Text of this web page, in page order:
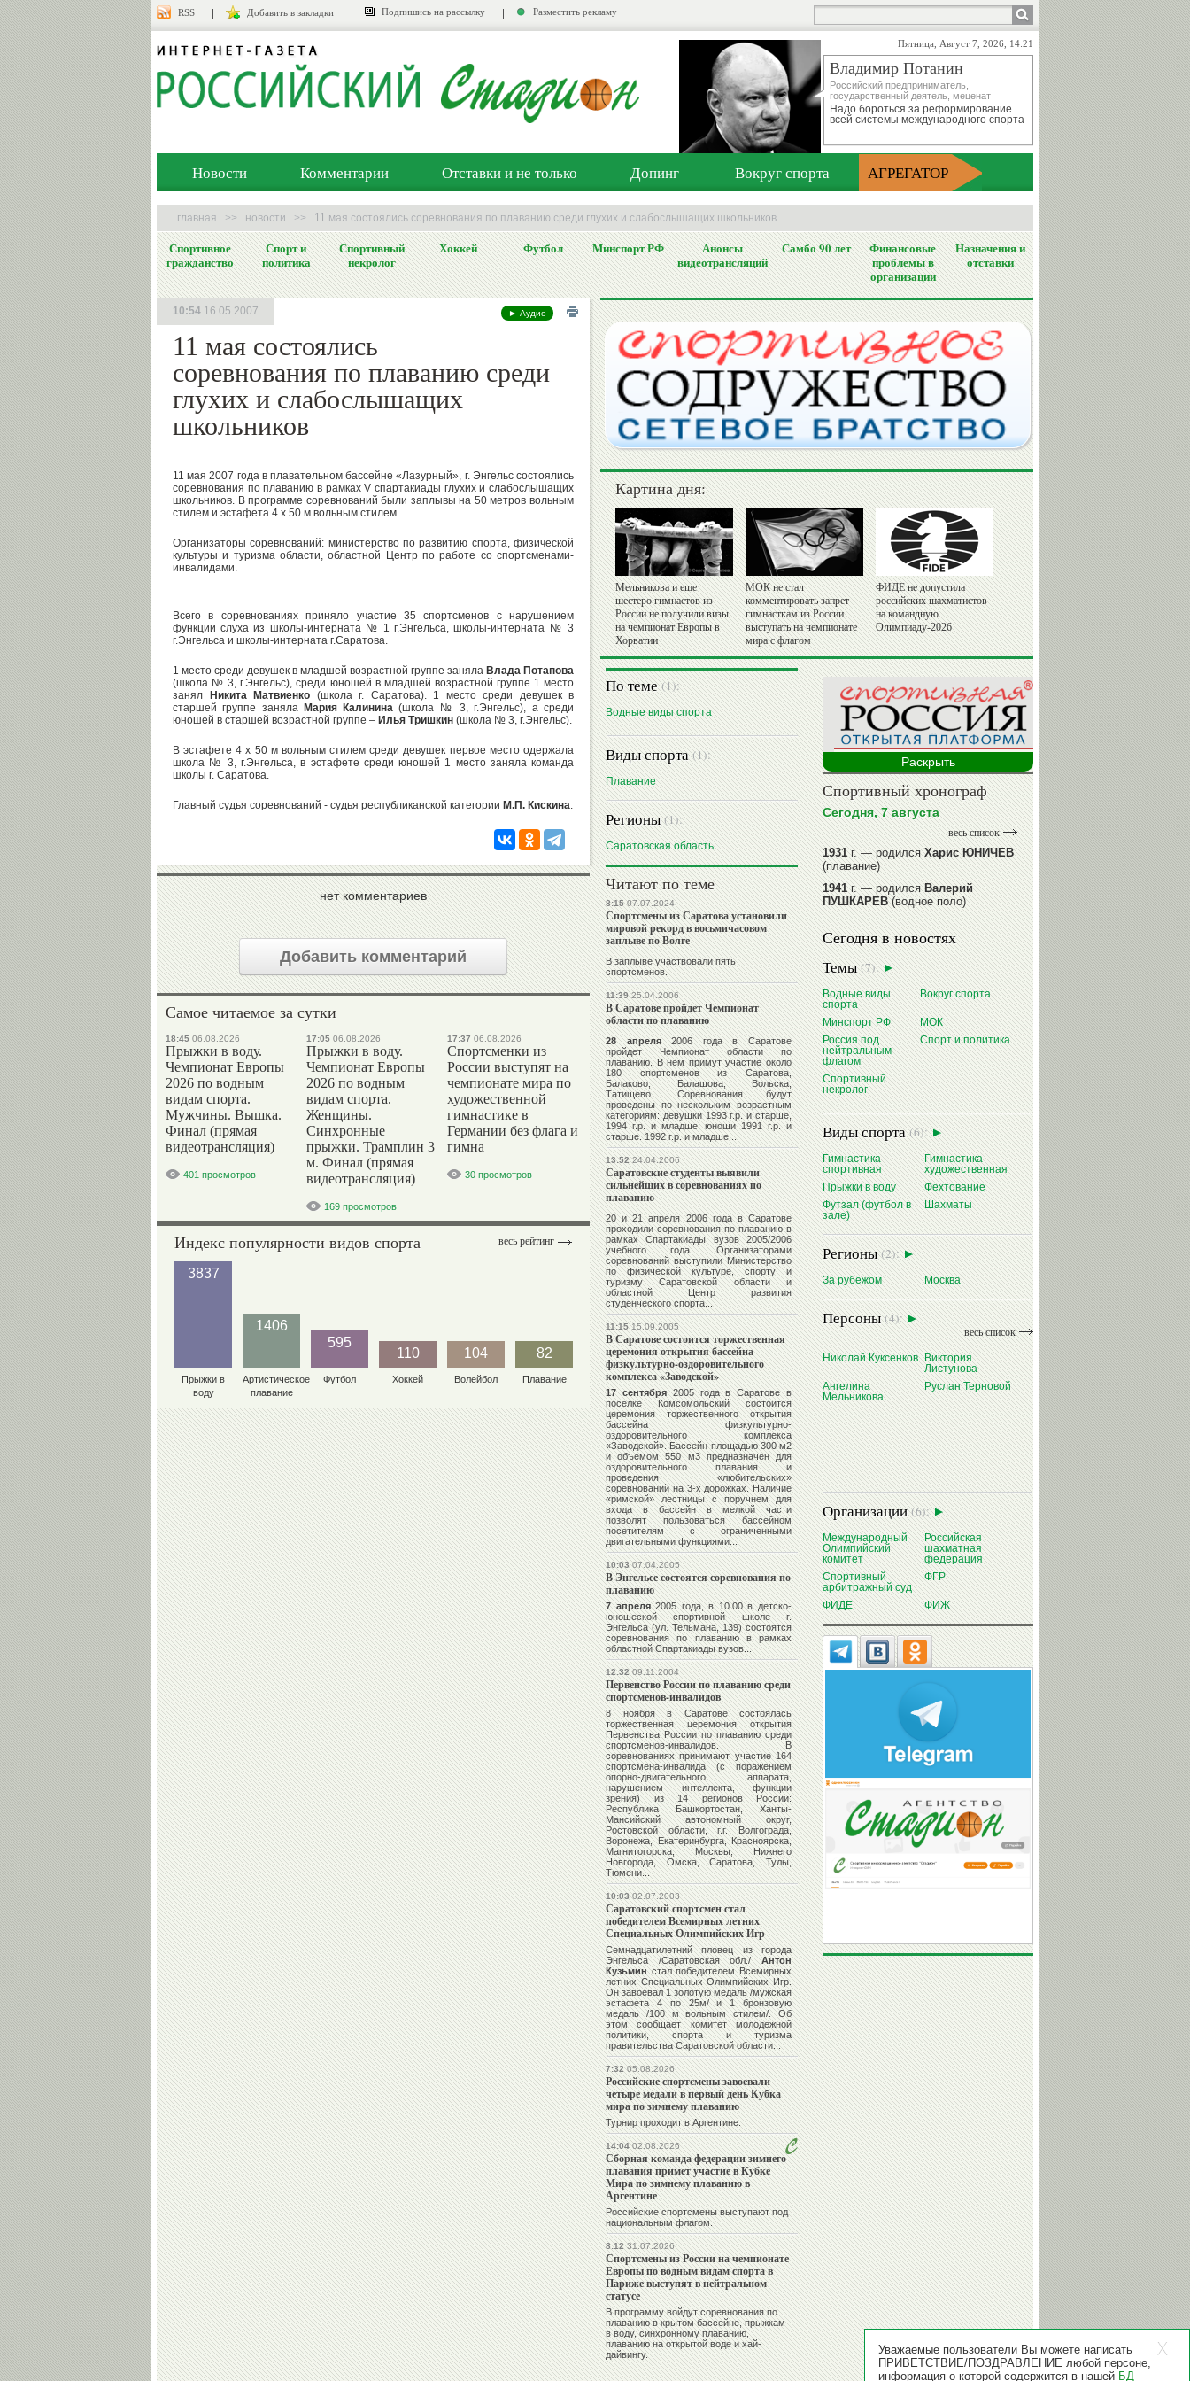
RSS Добавить в закладки Подпишись на рассылку Разместить рекламу
Пятница, Август 7, 2026, 14:21
Владимир Потанин
Российский предприниматель,
государственный деятель, меценат
Надо бороться за реформирование
всей системы международного спорта
Новости Комментарии Отставки и не только Допинг Вокруг спорта АГРЕГАТОР
главная >> новости >> 11 мая состоялись соревнования по плаванию среди глухих и слабослышащих школьников
Спортивное
гражданство
Спорт и
политика
Спортивный
некролог
Хоккей Футбол Минспорт РФ
Анонсы
видеотрансляций
Самбо 90 лет
Финансовые
проблемы в
организации
Назначения и
отставки
► Аудио
11 мая состоялись
соревнования по плаванию среди
глухих и слабослышащих
школьников
10:54 16.05.2007
11 мая 2007 года в плавательном бассейне «Лазурный», г. Энгельс состоялись
соревнования по плаванию в рамках V спартакиады глухих и слабослышащих
школьников. В программе соревнований были заплывы на 50 метров вольным
стилем и эстафета 4 х 50 м вольным стилем.
Организаторы соревнований: министерство по развитию спорта, физической
культуры и туризма области, областной Центр по работе со спортсменами-
инвалидами.
Всего в соревнованиях приняло участие 35 спортсменов с нарушением
функции слуха из школы-интерната № 1 г.Энгельса, школы-интерната № 3
г.Энгельса и школы-интерната г.Саратова.
1 место среди девушек в младшей возрастной группе заняла Влада Потапова
(школа № 3, г.Энгельс), среди юношей в младшей возрастной группе 1 место
занял
Никита Матвиенко (школа г. Саратова). 1 место среди девушек в
старшей группе заняла Мария Калинина (школа № 3, г.Энгельс), а среди
юношей в старшей возрастной группе – Илья Тришкин (школа № 3, г.Энгельс).
В эстафете 4 х 50 м вольным стилем среди девушек первое место одержала
школа № 3, г.Энгельса, в эстафете среди юношей 1 место заняла команда
школы г. Саратова.
Главный судья соревнований - судья республиканской категории М.П. Кискина.
нет комментариев
Добавить комментарий
Самое читаемое за сутки
18:45 06.08.2026
Прыжки в воду.
Чемпионат Европы
2026 по водным
видам спорта.
Мужчины. Вышка.
Финал (прямая
видеотрансляция)
401 просмотров
17:05 06.08.2026
Прыжки в воду.
Чемпионат Европы
2026 по водным
видам спорта.
Женщины.
Синхронные
прыжки. Трамплин 3
м. Финал (прямая
видеотрансляция)
169 просмотров
17:37 06.08.2026
Спортсменки из
России выступят на
чемпионате мира по
художественной
гимнастике в
Германии без флага и
гимна
30 просмотров
весь рейтинг
Индекс популярности видов спорта
3837
Прыжки в
воду
1406
Артистическое
плавание
595
Футбол
110
Хоккей
104
Волейбол
82
Плавание
Картина дня:
Мельникова и еще
шестеро гимнастов из
России не получили визы
на чемпионат Европы в
Хорватии
МОК не стал
комментировать запрет
гимнасткам из России
выступать на чемпионате
мира с флагом
ФИДЕ не допустила
российских шахматистов
на командную
Олимпиаду-2026
По теме(1):
Водные виды спорта
Виды спорта(1):
Плавание
Регионы(1):
Саратовская область
Читают по теме
8:1507.07.2024
Спортсмены из Саратова установили
мировой рекорд в восьмичасовом
заплыве по Волге
В заплыве участвовали пять
спортсменов.
11:3925.04.2006
В Саратове пройдет Чемпионат
области по плаванию
28 апреля2006 года в Саратове
пройдет Чемпионат области по
плаванию. В нем примут участие около
180 спортсменов из Саратова,
Балаково, Балашова, Вольска,
Татищево. Соревнования будут
проведены по нескольким возрастным
категориям: девушки 1993 г.р. и старше,
1994 г.р. и младше; юноши 1991 г.р. и
старше. 1992 г.р. и младше...
13:5224.04.2006
Саратовские студенты выявили
сильнейших в соревнованиях по
плаванию
20 и 21 апреля 2006 года в Саратове
проходили соревнования по плаванию в
рамках Спартакиады вузов 2005/2006
учебного года. Организаторами
соревнований выступили Министерство
по физической культуре, спорту и
туризму Саратовской области и
областной Центр развития
студенческого спорта...
11:1515.09.2005
В Саратове состоится торжественная
церемония открытия бассейна
физкультурно-оздоровительного
комплекса «Заводской»
17 сентября2005 года в Саратове в
поселке Комсомольский состоится
церемония торжественного открытия
бассейна физкультурно-
оздоровительного комплекса
«Заводской». Бассейн площадью 300 м2
и объемом 550 м3 предназначен для
оздоровительного плавания и
проведения «любительских»
соревнований на 3-х дорожках. Наличие
«римской» лестницы с поручнем для
входа в бассейн в мелкой части
позволят пользоваться бассейном
посетителям с ограниченными
двигательными функциями...
10:0307.04.2005
В Энгельсе состоятся соревнования по
плаванию
7 апреля2005 года, в 10.00 в детско-
юношеской спортивной школе г.
Энгельса (ул. Тельмана, 139) состоятся
соревнования по плаванию в рамках
областной Спартакиады вузов...
12:3209.11.2004
Первенство России по плаванию среди
спортсменов-инвалидов
8 ноября в Саратове состоялась
торжественная церемония открытия
Первенства России по плаванию среди
спортсменов-инвалидов. В
соревнованиях принимают участие 164
спортсмена-инвалида (с поражением
опорно-двигательного аппарата,
нарушением интеллекта, функции
зрения) из 14 регионов России:
Республика Башкортостан, Ханты-
Мансийский автономный округ,
Ростовской области, г.г. Волгограда,
Воронежа, Екатеринбурга, Красноярска,
Магнитогорска, Москвы, Нижнего
Новгорода, Омска, Саратова, Тулы,
Тюмени...
10:0302.07.2003
Саратовский спортсмен стал
победителем Всемирных летних
Специальных Олимпийских Игр
Семнадцатилетний пловец из города
Энгельса /Саратовская обл./Антон
Кузьминстал победителем Всемирных
летних Специальных Олимпийских Игр.
Он завоевал 1 золотую медаль /мужская
эстафета 4 по 25м/ и 1 бронзовую
медаль /100 м вольным стилем/. Об
этом сообщает комитет молодежной
политики, спорта и туризма
правительства Саратовской области...
7:3205.08.2026
Российские спортсмены завоевали
четыре медали в первый день Кубка
мира по зимнему плаванию
Турнир проходит в Аргентине.
14:0402.08.2026
Сборная команда федерации зимнего
плавания примет участие в Кубке
Мира по зимнему плаванию в
Аргентине
Российские спортсмены выступают под
национальным флагом.
8:1231.07.2026
Спортсмены из России на чемпионате
Европы по водным видам спорта в
Париже выступят в нейтральном
статусе
В программу войдут соревнования по
плаванию в крытом бассейне, прыжкам
в воду, синхронному плаванию,
плаванию на открытой воде и хай-
дайвингу.
Раскрыть
Спортивный хронограф
Сегодня, 7 августа
весь список
1931г. — родилсяХарис ЮНИЧЕВ
(плавание)
1941г. — родилсяВалерий
ПУШКАРЕВ(водное поло)
1947г. — родилсяВалерий
ИЛЬИНЫХ(гимнастика спортивная)
1954г. — родилсяВалерий
ГАЗЗАЕВ(футбол)
1956г. — родилсяВладимир
РЫБАКОВ(легкая атлетика)
читать далее
Сегодня в новостях
Темы(7):
Водные виды
спорта
Вокруг спорта
Минспорт РФ
МОК
Россия под
нейтральным
флагом
Спорт и политика
Спортивный
некролог
Виды спорта(6):
Гимнастика
спортивная
Гимнастика
художественная
Прыжки в воду
Фехтование
Футзал (футбол в
зале)
Шахматы
Регионы(2):
За рубежом Москва
Персоны(4):
весь список
Николай Куксенков Виктория
Листунова
Ангелина
Мельникова
Руслан Терновой
Организации(6):
Международный
Олимпийский
комитет
Российская
шахматная
федерация
Спортивный
арбитражный суд
ФГР
ФИДЕ ФИЖ
Уважаемые пользователи Вы можете написать
ПРИВЕТСТВИЕ/ПОЗДРАВЛЕНИЕ любой персоне,
информация о которой содержится в нашей БД